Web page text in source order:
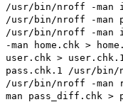
/usr/bin/nroff -man
/usr/bin/nroff -man
/usr/bin/nroff -man
-man home.chk >
user.chk >
pass.chk.1 /usr/bin/
/usr/bin/nroff -man
man pass_diff.chk